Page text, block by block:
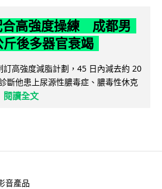
合高強度操練 成都男
後多器官衰竭
高強度減脂計劃，45 日內減去約 20
斷他患上尿源性膿毒症、膿毒性休克
閱讀全文
音產品